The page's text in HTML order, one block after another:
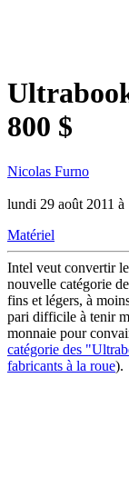
800 $
Nicolas Furno
lundi 29 août 2011 à
Matériel
Intel veut convertir
nouvelle catégorie
fins et légers, à
pari difficile à tenir
monnaie pour
catégorie des
fabricants à la roue).